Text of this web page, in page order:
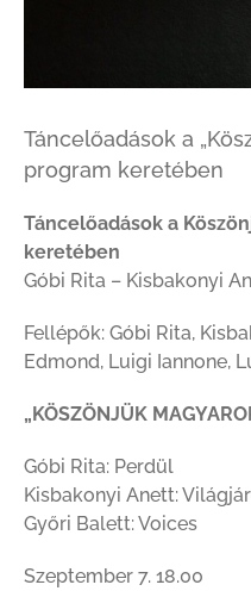
Táncelőadások a
program keretében
Táncelőadások a
keretében
Góbi Rita – Kisbakonyi
Fellépők: Góbi Rita,
Edmond, Luigi Iannone,
„KÖSZÖNJÜK
Góbi Rita: Perdül
Kisbakonyi Anett:
Győri Balett: Voices
Szeptember 7. 18.00